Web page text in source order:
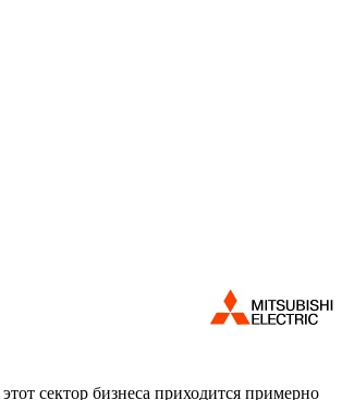
сектор бизнеса приходится примерно